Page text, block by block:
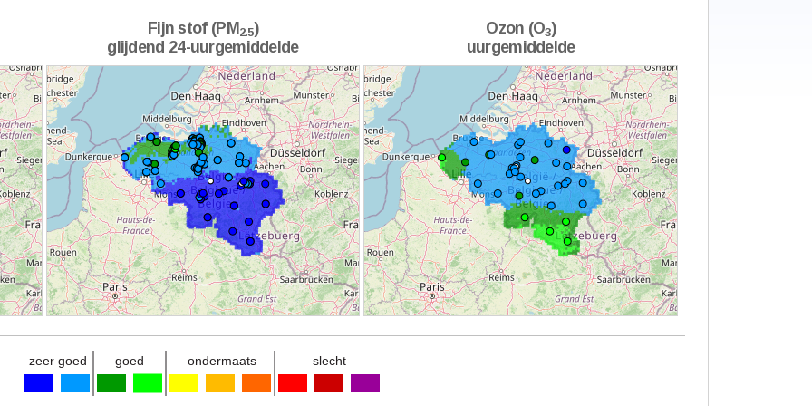
Fijn stof (PM2.5)
glijdend 24-uurgemiddelde
Ozon (O3)
uurgemiddelde